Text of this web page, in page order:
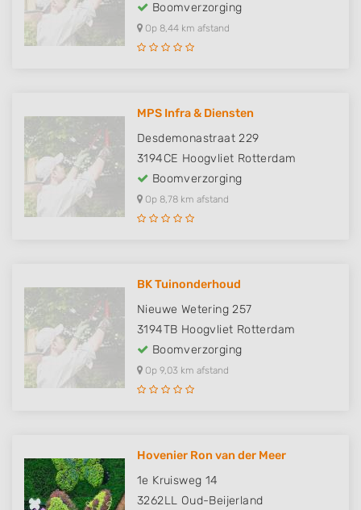
Boomverzorging
Op 8,44 km afstand
MPS Infra & Diensten
Desdemonastraat 229
3194CE Hoogvliet Rotterdam
Boomverzorging
Op 8,78 km afstand
BK Tuinonderhoud
Nieuwe Wetering 257
3194TB Hoogvliet Rotterdam
Boomverzorging
Op 9,03 km afstand
Hovenier Ron van der Meer
1e Kruisweg 14
3262LL Oud-Beijerland